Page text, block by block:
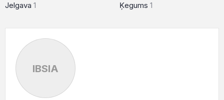
Jelgava 1
Ķegums 1
IBSIA